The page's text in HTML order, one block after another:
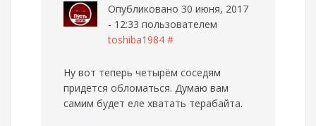
Опубликовано 30 июня, 2017
- 12:33 пользователем
toshiba1984 #
Ну вот теперь четырём соседям
придётся обломаться. Думаю вам
самим будет еле хватать терабайта.